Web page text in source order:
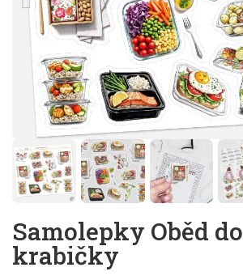
Samolepky Oběd do
krabičky